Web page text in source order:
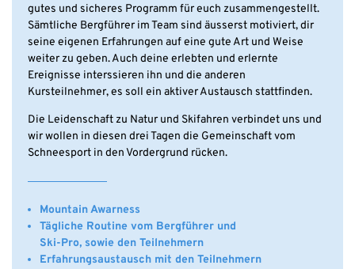
gutes und sicheres Programm für euch zusammengestellt.
Sämtliche Bergführer im Team sind äusserst motiviert, dir
seine eigenen Erfahrungen auf eine gute Art und Weise
weiter zu geben. Auch deine erlebten und erlernte
Ereignisse interssieren ihn und die anderen
Kursteilnehmer, es soll ein aktiver Austausch stattfinden.
Die Leidenschaft zu Natur und Skifahren verbindet uns und
wir wollen in diesen drei Tagen die Gemeinschaft vom
Schneesport in den Vordergrund rücken.
Mountain Awarness
Tägliche Routine vom Bergführer und
Ski-Pro, sowie den Teilnehmern
Erfahrungsaustausch mit den Teilnehmern